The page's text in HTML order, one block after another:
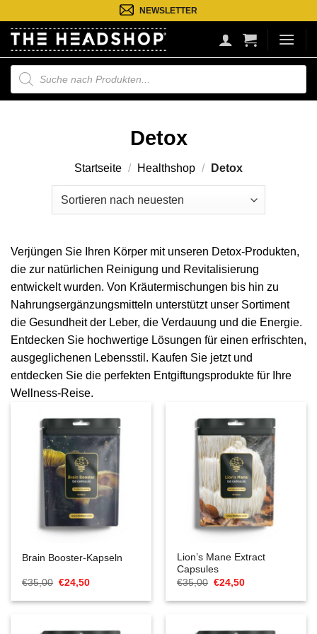
Inhalt
springen
NEWSLETTER
Suche
nach
Produkten
Detox
Startseite / Healthshop / Detox
Verjüngen Sie Ihren Körper mit unseren Detox-Produkten,
die zur natürlichen Reinigung und Revitalisierung
entwickelt wurden. Von Kräutermischungen bis hin zu
Nahrungsergänzungsmitteln unterstützt unser Sortiment
die Gesundheit der Leber, die Verdauung und die Energie.
Entdecken Sie hochwertige Lösungen für einen erfrischten,
ausgeglichenen Lebensstil. Kaufen Sie jetzt und
entdecken Sie die perfekten Entgiftungsprodukte für Ihre
Wellness-Reise.
Brain Booster-Kapseln
€35,00 Ursprünglicher
Preis
war:
€24,50Aktueller
ist:
Lion’s Mane Extract
Capsules
€35,00 Ursprünglicher
Preis
war:
€24,50Aktueller
ist: